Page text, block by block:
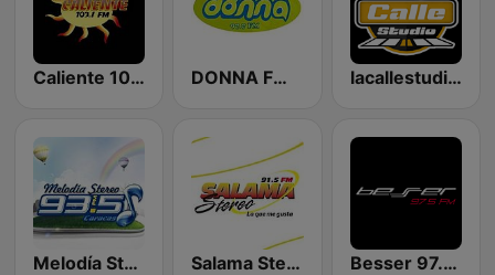
Caliente 103.1 FM DONNA FM 97.7 lacallestudio.com
Melodía Stereo Salama Stereo 91.5 FM Besser 97.5 FM